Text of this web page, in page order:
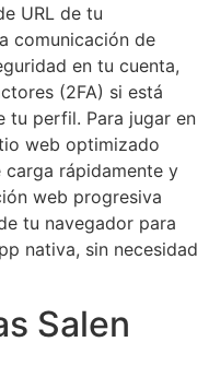
URL de tu
comunicación de
en tu cuenta,
(2FA) si está
tu perfil. Para jugar en
web optimizado
rápidamente y
web progresiva
tu navegador para
nativa, sin necesidad
Salen